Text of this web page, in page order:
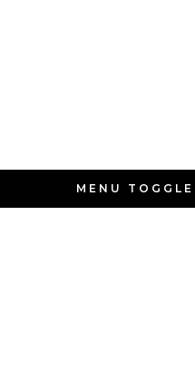
MENU TOGGLE